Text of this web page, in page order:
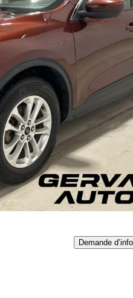
Bonne
Demande d’info